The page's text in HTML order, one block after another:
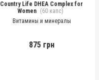
Country Life DHEA Complex for
Women (60 капс)
Витамины и минералы
875 грн